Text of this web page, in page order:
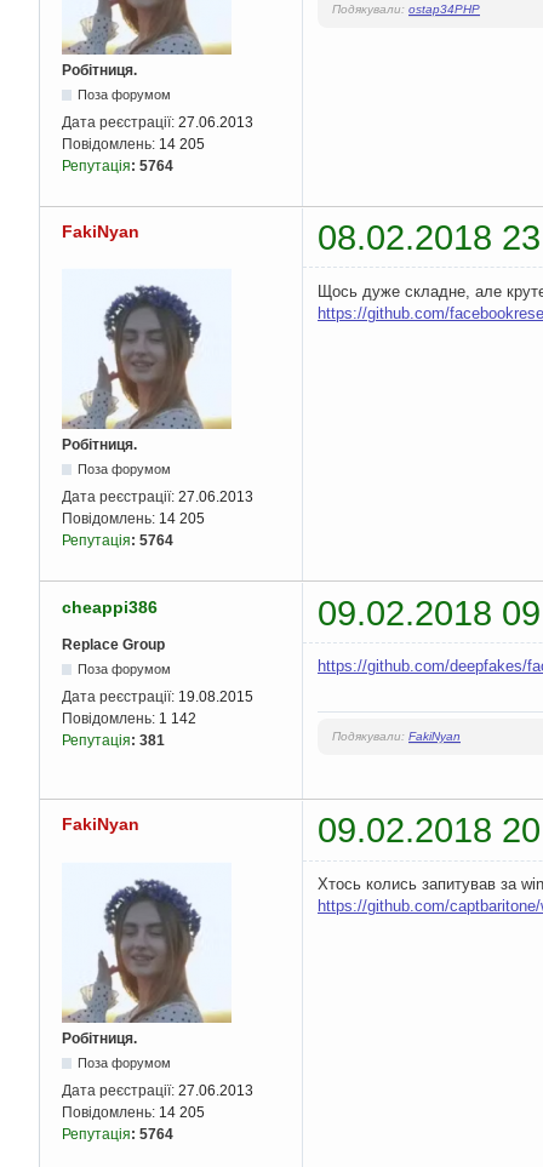
Робітниця.
Поза форумом
Дата реєстрації: 27.06.2013
Повідомлень: 14 205
Репутація: 5764
Подякували: ostap34PHP
FakiNyan 08.02.2018
Робітниця.
Поза форумом
Дата реєстрації: 27.06.2013
Повідомлень: 14 205
Репутація: 5764
Щось дуже складне, але
https://github.com/
cheappi386 09.02.2018
Replace Group
Поза форумом
Дата реєстрації: 19.08.2015
Повідомлень: 1 142
Репутація: 381
https://github.com/deepfakes/
Подякували: FakiNyan
FakiNyan 09.02.2018
Робітниця.
Поза форумом
Дата реєстрації: 27.06.2013
Повідомлень: 14 205
Репутація: 5764
Хтось колись запитував за
https://github.com/